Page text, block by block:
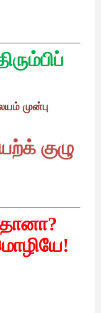
முன்பு
குழு
?
!